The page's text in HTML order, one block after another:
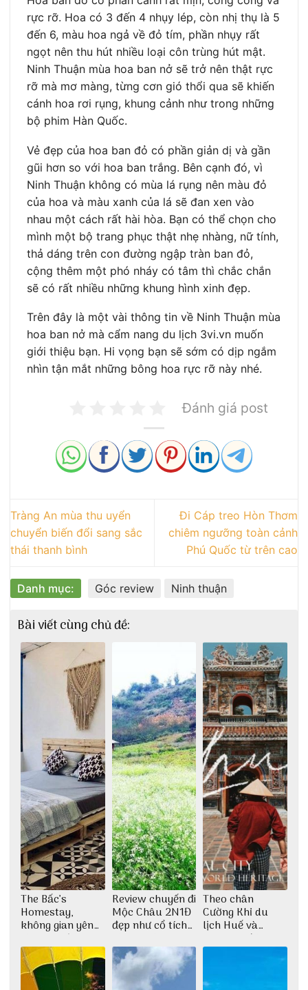
rực rỡ. Hoa có 3 đến 4 nhụy lép, còn nhị thụ là 5
đến 6, màu hoa ngả về đỏ tím, phần nhụy rất
ngọt nên thu hút nhiều loại côn trùng hút mật.
Ninh Thuận mùa hoa ban nở sẽ trở nên thật rực
rỡ mà mơ màng, từng cơn gió thổi qua sẽ khiến
cánh hoa rơi rụng, khung cảnh như trong những
bộ phim Hàn Quốc.
Vẻ đẹp của hoa ban đỏ có phần giản dị và gần
gũi hơn so với hoa ban trắng. Bên cạnh đó, vì
Ninh Thuận không có mùa lá rụng nên màu đỏ
của hoa và màu xanh của lá sẽ đan xen vào
nhau một cách rất hài hòa. Bạn có thể chọn cho
mình một bộ trang phục thật nhẹ nhàng, nữ tính,
thả dáng trên con đường ngập tràn ban đỏ,
cộng thêm một phó nháy có tâm thì chắc chắn
sẽ có rất nhiều những khung hình xinh đẹp.
Trên đây là một vài thông tin về Ninh Thuận mùa
hoa ban nở mà cẩm nang du lịch 3vi.vn muốn
giới thiệu bạn. Hi vọng bạn sẽ sớm có dịp ngắm
nhìn tận mắt những bông hoa rực rỡ này nhé.
Đánh giá post
Tràng An mùa thu uyển
chuyển biến đổi sang sắc
thái thanh bình
Đi Cáp treo Hòn Thơm
chiêm ngưỡng toàn cảnh
Phú Quốc từ trên cao
Danh mục: Góc review Ninh thuận
Bài viết cùng chủ đề:
The Bấc’s
Homestay,
không gian yên
bình tại Hòn Sơn
Review chuyến đi
Mộc Châu 2N1Đ
đẹp như cổ tích
Thu Hà
Theo chân
Cường Khỉ du
lịch Huế và
check-in đúng
những góc chụp